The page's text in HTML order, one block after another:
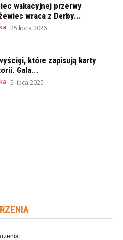
wakacyjnej przerwy.
wraca z Derby...
25 lipca 2026
które zapisują karty
Gala...
5 lipca 2026